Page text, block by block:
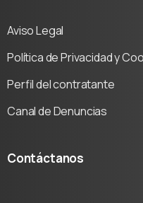
Aviso Legal
Política de Privacidad y
Perfil del contratante
Canal de Denuncias
Contáctanos